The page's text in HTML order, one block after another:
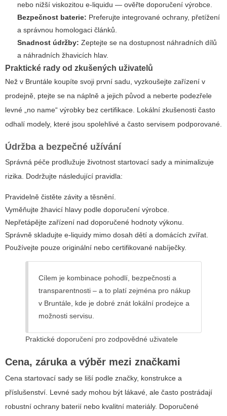
nebo nižší viskozitou e-liquidu — ověřte doporučení výrobce.
Bezpečnost baterie: Preferujte integrované ochrany, přetížení
a správnou homologaci článků.
Snadnost údržby: Zeptejte se na dostupnost náhradních dílů
a náhradních žhavicích hlav.
Praktické rady od zkušených uživatelů
Než v Bruntále koupíte svoji první sadu, vyzkoušejte zařízení v
prodejně, ptejte se na náplně a jejich původ a neberte podezřele
levné „no name“ výrobky bez certifikace. Lokální zkušenosti často
odhalí modely, které jsou spolehlivé a často servisem podporované.
Údržba a bezpečné užívání
Správná péče prodlužuje životnost startovací sady a minimalizuje
rizika. Dodržujte následující pravidla:
Pravidelně čistěte závity a těsnění.
Vyměňujte žhavicí hlavy podle doporučení výrobce.
Nepřetápějte zařízení nad doporučené hodnoty výkonu.
Správně skladujte e-liquidy mimo dosah dětí a domácích zvířat.
Používejte pouze originální nebo certifikované nabíječky.
Cílem je kombinace pohodlí, bezpečnosti a
transparentnosti – a to platí zejména pro nákup
v Bruntále, kde je dobré znát lokální prodejce a
možnosti servisu.
Praktické doporučení pro zodpovědné uživatele
Cena, záruka a výběr mezi značkami
Cena startovací sady se liší podle značky, konstrukce a
příslušenství. Levné sady mohou být lákavé, ale často postrádají
robustní ochrany baterií nebo kvalitní materiály. Doporučené